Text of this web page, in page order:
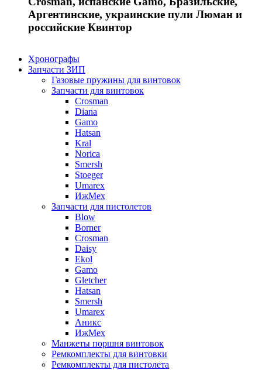
Аргентинские, украинские пули Люман и
российские Квинтор
Хронографы
Запчасти ЗИП
Газовые пружины для винтовок
Запчасти для винтовок
Crosman
Diana
Gamo
Hatsan
Kral
Norica
Smersh
Stoeger
Umarex
ИжМех
Запчасти для пистолетов
Blow
Borner
Crosman
Daisy
Ekol
Gamo
Gletcher
Hatsan
Smersh
Umarex
Аникс
ИжМех
Манжеты поршня винтовок
Ремкомплекты для винтовки
Ремкомплекты для пистолета